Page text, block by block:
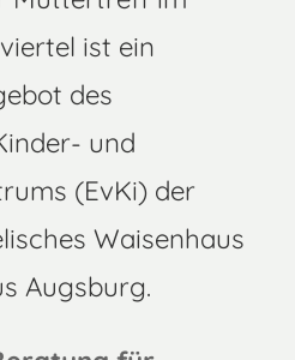
ist ein
des
und
(EvKi) der
Waisenhaus
Augsburg.